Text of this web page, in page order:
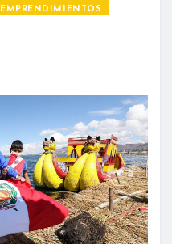
EMPRENDIMIENTOS